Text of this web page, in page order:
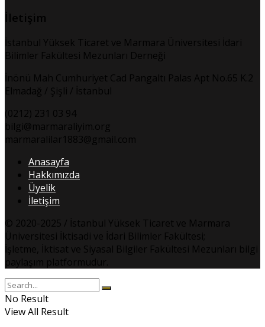
İletişim
İstanbul Yüksek Ticaret ve Marmara Üniversitesi İdari
Bilimler Fakültesi Mezunları Derneği
İnönü Mah Cumhuriyet Cad Pangaltı Palas Apt No.65 K.2
Elmadağ / Şişli / İstanbul
(0212) 231 03 94
bilgi@marmaraliyim.org
marmaralilar1883@gmail.com
Anasayfa
Hakkımızda
Üyelik
İletişim
© 2020-2025 / İstanbul Yüksek Ticaret ve Marmara
Üniversitesi İktisadi ve İdari Bilimler Fakültesi;
İşletme, İktisat ve Siyasal Bilgiler Fakültesi Mezunları bilgi
paylaşım platformudur.
No Result
View All Result